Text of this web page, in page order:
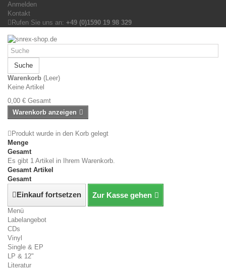
Anmelden
Kontakt
Rufen Sie uns an: +49 (0)1590 19 98 329
Suche
Warenkorb (Leer)
Keine Artikel
0,00 € Gesamt
Warenkorb anzeigen
Produkt wurde in den Korb gelegt
Menge
Gesamt
Es gibt 1 Artikel in Ihrem Warenkorb.
Gesamt Artikel
Gesamt
Einkauf fortsetzen Zur Kasse gehen
Menü
Labelangebot
CDs
Vinyl
Single & EP
LP & 12"
Literatur